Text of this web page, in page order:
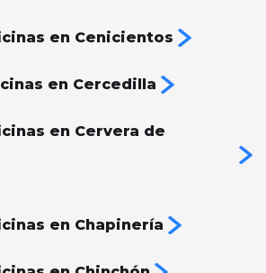
en Cenicientos
en Cercedilla
en Cervera de
en Chapinería